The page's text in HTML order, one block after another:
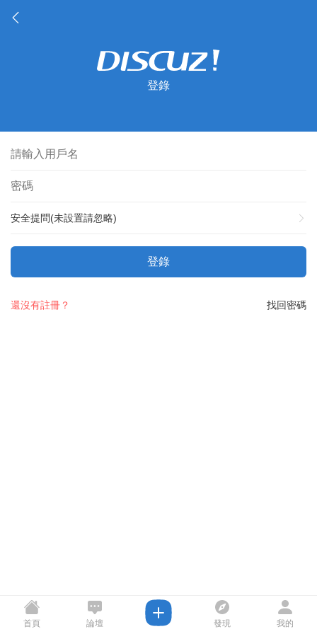
登錄
安全提問(未設置請忽略)
登錄
找回密碼
還沒有註冊？
首頁 論壇 發現 我的